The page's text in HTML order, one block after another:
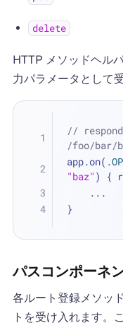
delete
HTTP メソッドヘル
力パラメータとして
//
/foo/bar/
app.on(.
"baz" ) {
...
}
パスコンポーネ
各ルート登録メソッド
トを受け入れます。